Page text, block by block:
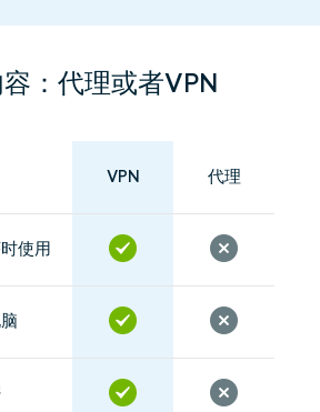
：代理或者VPN
VPN 代理
使用